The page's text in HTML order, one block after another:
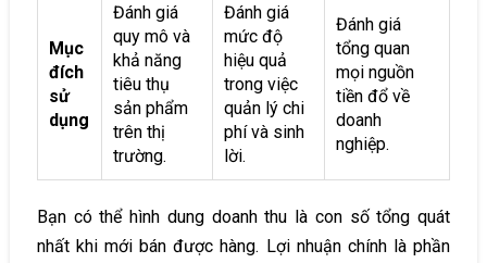
Mục
đích
sử
dụng
Đánh giá
quy mô và
khả năng
tiêu thụ
sản phẩm
trên thị
trường.
Đánh giá
mức độ
hiệu quả
trong việc
quản lý chi
phí và sinh
lời.
Đánh giá
tổng quan
mọi nguồn
tiền đổ về
doanh
nghiệp.
Bạn có thể hình dung doanh thu là con số tổng quát
nhất khi mới bán được hàng. Lợi nhuận chính là phần